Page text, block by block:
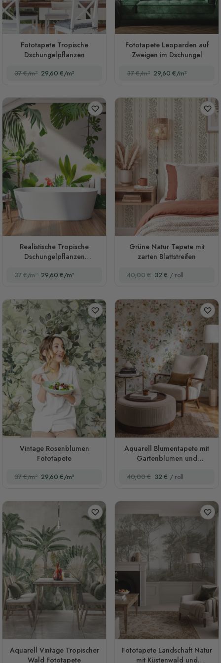
Fototapete Tropische
Dschungelpflanzen
37 €/m² 29,60 €/m²
Fototapete Leoparden auf
Zweigen im Dschungel
37 €/m² 29,60 €/m²
Realistische Tropische
Dschungelpflanzen
37 €/m² 29,60 €/m²
Grüne Natur Tapete mit
zarten Blattstreifen
40,00 € 32 € / roll
Vintage Rosenblumen
Fototapete
37 €/m² 29,60 €/m²
Aquarell Blumentapete mit
Gartenblumen und
40,00 € 32 € / roll
Aquarell Vintage Tropischer
Wald Fototapete
Fototapete Landschaft Natur
mit Küstenwald und